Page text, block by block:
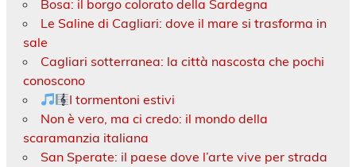
Bosa: il borgo colorato della Sardegna
Le Saline di Cagliari: dove il mare si trasforma in
sale
Cagliari sotterranea: la città nascosta che pochi
conoscono
I tormentoni estivi
Non è vero, ma ci credo: il mondo della
scaramanzia italiana
San Sperate: il paese dove l’arte vive per strada